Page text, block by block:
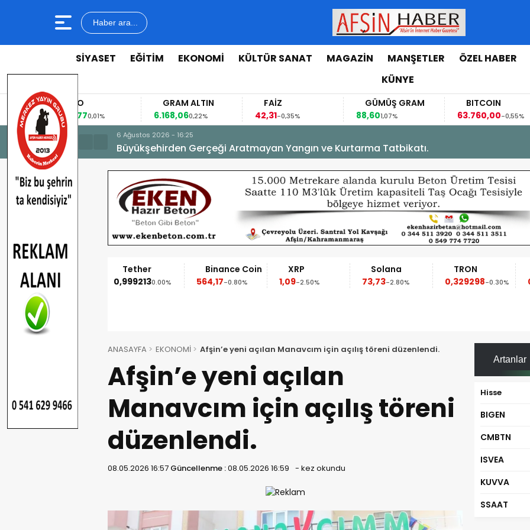
Haber ara...
SİYASET EĞİTİM EKONOMİ KÜLTÜR SANAT MAGAZİN MANŞETLER ÖZEL HABER
KÜNYE
EURO
53,8477 0,01%
GRAM ALTIN
6.168,060,22%
42,31-0,35%
GÜMÜŞ GRAM
88,601,07%
BITCOIN
63.760,00-0,55%
6 Ağustos 2026 - 16:25
Büyükşehirden Gerçeği Aratmayan Yangın ve Kurtarma Tatbikatı.
Ethereum
1.852,95 -1.90%
Tether
0,9992130.00%
Binance Coin
564,17-0.80%
1,09
-2.50%
Solana
73,73-2.80%
TRON
0,329298-0.30%
ANASAYFA EKONOMİ Afşin’e yeni açılan Manavcım için açılış töreni düzenlendi.
Afşin’e yeni açılan
Manavcım için açılış töreni
düzenlendi.
08.05.2026 16:57 Güncellenme :08.05.2026 16:59 - kez okundu
Artanlar
Hisse
BIGEN
CMBTN
ISVEA
KUVVA
SSAAT